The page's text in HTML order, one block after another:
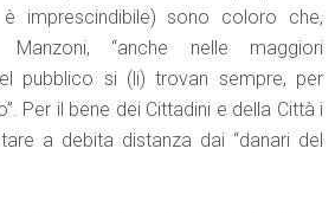
è imprescindibile) sono coloro che,
Manzoni, “anche nelle maggiori
pubblico si (li) trovan sempre, per
Per il bene dei Cittadini e della Città i
a debita distanza dai “danari del